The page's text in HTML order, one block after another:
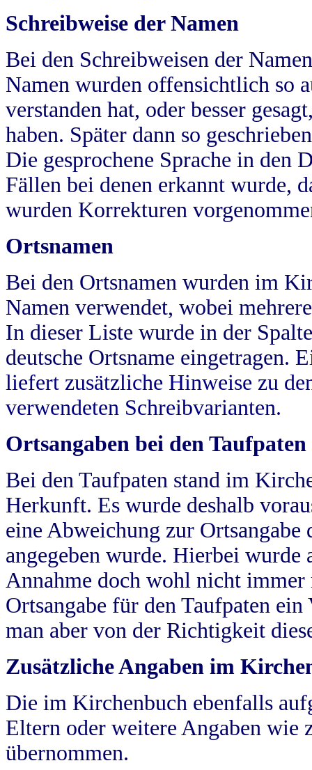
Schreibweise der Namen
Bei den Schreibweisen der
Namen wurden offensichtlich so
verstanden hat, oder besser
haben. Später dann so
Die gesprochene Sprache in
Fällen bei denen erkannt wurde,
wurden Korrekturen
Ortsnamen
Bei den Ortsnamen wurden im
Namen verwendet, wobei
In dieser Liste wurde in der
deutsche Ortsname eingetragen.
liefert zusätzliche Hinweise zu
verwendeten Schreibvarianten.
Ortsangaben bei den Taufpaten
Bei den Taufpaten stand im
Herkunft. Es wurde deshalb
eine Abweichung zur
angegeben wurde. Hierbei wurde
Annahme doch wohl nicht
Ortsangabe für den Taufpaten
man aber von der Richtigkeit
Zusätzliche Angaben im
Die im Kirchenbuch ebenfalls
Eltern oder weitere Angaben wie
übernommen.